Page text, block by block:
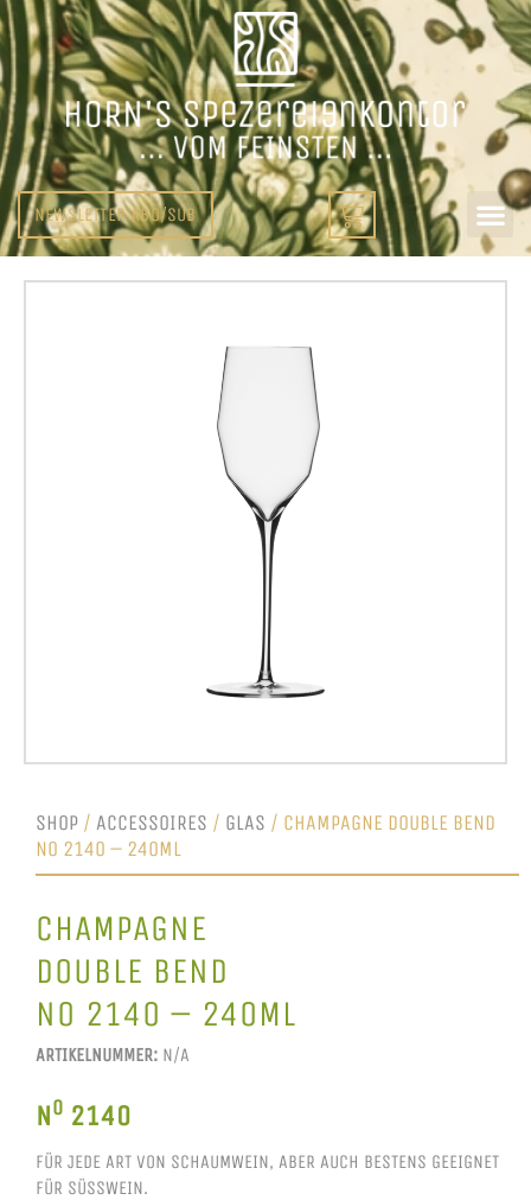
NEWSLETTER ABO/SUB
SHOP / ACCESSOIRES / GLAS / CHAMPAGNE DOUBLE BEND
NO 2140 – 240ML
CHAMPAGNE
DOUBLE BEND
NO 2140 – 240ML
ARTIKELNUMMER: N/A
NO 2140
FÜR JEDE ART VON SCHAUMWEIN, ABER AUCH BESTENS GEEIGNET
FÜR SÜSSWEIN.